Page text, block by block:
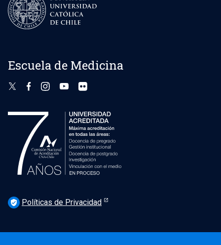
Escuela de Medicina
verified_user Políticas de Privacidad